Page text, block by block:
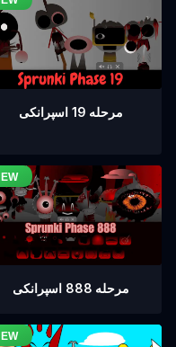
مرحله 19 اسپرانکی
مرحله 888 اسپرانکی